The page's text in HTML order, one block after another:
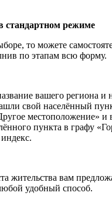
стандартном режиме
то можете
по этапам всю форму.
вашего региона и
свой населённый
местоположение» и
пункта в графу
жительства вам
удобный способ.